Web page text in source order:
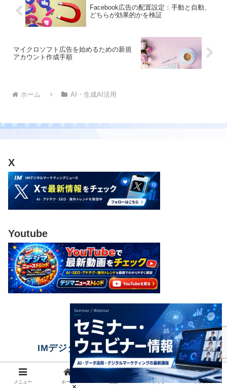
Facebook広告の配置設定：手動と自動、
どちらが効果的かを検証
マイクロソフト広告を始めるための新規
アカウント作成手順
ホーム AI・生成AI活用
X
Youtube
IMデジタルマーケティングニュース
© 2023 IMデジタルマーケティングニュース.
メニュー ホーム 検索 トップ サイドバー